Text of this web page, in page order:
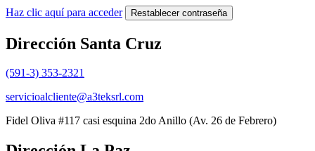
Haz clic aquí para acceder Restablecer contraseña
Dirección Santa Cruz
(591-3) 353-2321
servicioalcliente@a3teksrl.com
Fidel Oliva #117 casi esquina 2do Anillo (Av. 26 de Febrero)